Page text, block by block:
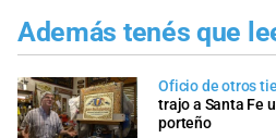
Además tenés que
Oficio de otros
trajo a Santa Fe
porteño